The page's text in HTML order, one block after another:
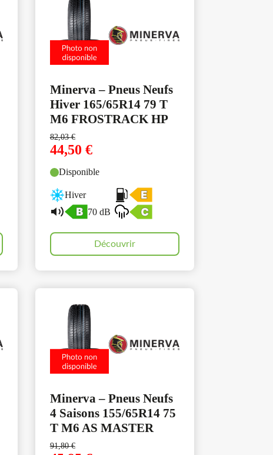
Minerva – Pneus Neufs
Hiver 165/65R14 79 T
M6 FROSTRACK HP
82,03€
44,50 €
Disponible
Hiver
70 dB
Découvrir
Minerva – Pneus Neufs
4 Saisons 155/65R14 75
T M6 AS MASTER
91,80€